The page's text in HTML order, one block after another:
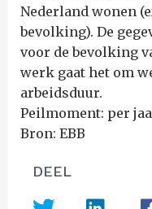
Nederland wonen
bevolking). De
voor de bevolking
werk gaat het om
arbeidsduur.
Peilmoment: per
Bron: EBB
DEEL